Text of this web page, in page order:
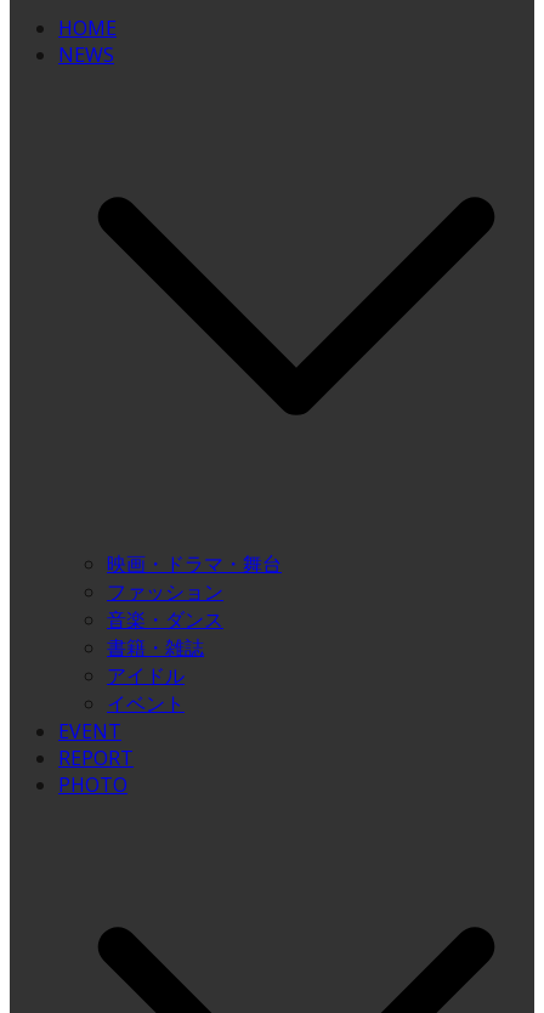
HOME
NEWS
映画・ドラマ・舞台
ファッション
音楽・ダンス
書籍・雑誌
アイドル
イベント
EVENT
REPORT
PHOTO